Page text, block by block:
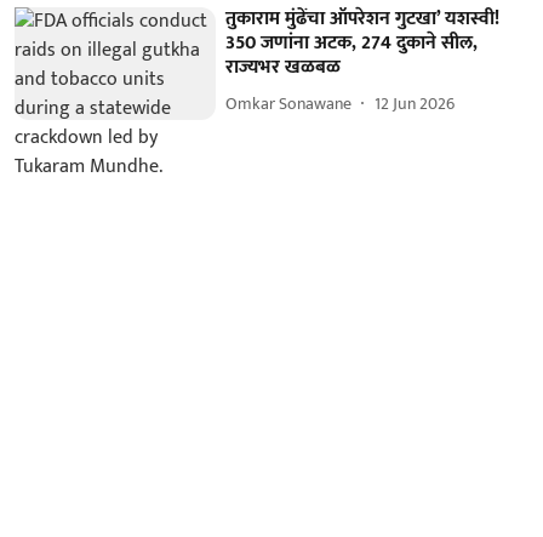
तुकाराम मुंढेंचा ऑपरेशन गुटखा’ यशस्वी!
350 जणांना अटक, 274 दुकाने सील,
राज्यभर खळबळ
Omkar Sonawane 12 Jun 2026